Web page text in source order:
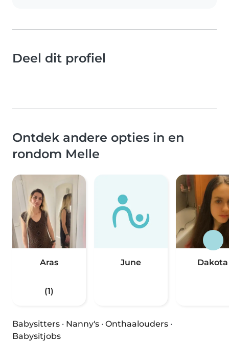
Deel dit profiel
Ontdek andere opties in en
rondom Melle
Aras
(1)
June Dakota
Babysitters · Nanny's · Onthaalouders ·
Babysitjobs